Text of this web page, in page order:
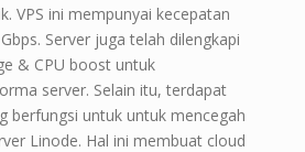
VPS ini mempunyai kecepatan
Server juga telah dilengkapi
& CPU boost untuk
server. Selain itu, terdapat
berfungsi untuk untuk mencegah
Linode. Hal ini membuat cloud